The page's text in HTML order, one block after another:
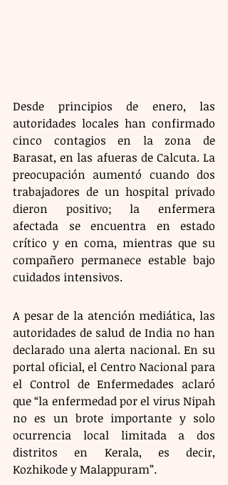
Desde principios de enero, las
autoridades locales han confirmado
cinco contagios en la zona de
Barasat, en las afueras de Calcuta. La
preocupación aumentó cuando dos
trabajadores de un hospital privado
dieron positivo; la enfermera
afectada se encuentra en estado
crítico y en coma, mientras que su
compañero permanece estable bajo
cuidados intensivos.
A pesar de la atención mediática, las
autoridades de salud de India no han
declarado una alerta nacional. En su
portal oficial, el Centro Nacional para
el Control de Enfermedades aclaró
que “la enfermedad por el virus Nipah
no es un brote importante y solo
ocurrencia local limitada a dos
distritos en Kerala, es decir,
Kozhikode y Malappuram”.